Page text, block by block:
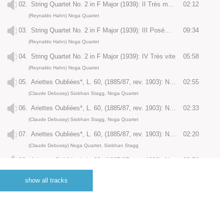
02. String Quartet No. 2 in F Major (1939): II Très mouvementé 02:12
(Reynaldo Hahn) Noga Quartet
03. 09:34
(Reynaldo Hahn) Noga Quartet
04. String Quartet No. 2 in F Major (1939): IV Très vite 05:58
(Reynaldo Hahn) Noga Quartet
05. Ariettes Oubliées*, L. 60, (1885/87, rev. 1903): No. 1 C‘est l‘extase 02:55
(Claude Debussy) Siobhan Stagg, Noga Quartet
06. Ariettes Oubliées*, L. 60, (1885/87, rev. 1903): No. 2 Il pleure dans mon coeur 02:33
(Claude Debussy) Siobhan Stagg, Noga Quartet
07. Ariettes Oubliées*, L. 60, (1885/87, rev. 1903): No. 3 L’ombre des arbres 02:20
(Claude Debussy) Noga Quartet, Siobhan Stagg
08. 02:56
(Claude Debussy) Noga Quartet, Siobhan Stagg
show all tracks